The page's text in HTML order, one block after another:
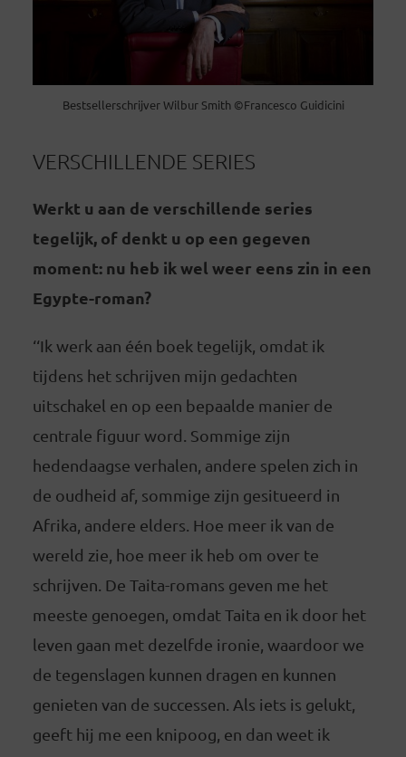
Bestsellerschrijver Wilbur Smith ©Francesco Guidicini
VERSCHILLENDE SERIES
Werkt u aan de verschillende series
tegelijk, of denkt u op een gegeven
moment: nu heb ik wel weer eens zin in een
Egypte-roman?
‘‘Ik werk aan één boek tegelijk, omdat ik
tijdens het schrijven mijn gedachten
uitschakel en op een bepaalde manier de
centrale figuur word. Sommige zijn
hedendaagse verhalen, andere spelen zich in
de oudheid af, sommige zijn gesitueerd in
Afrika, andere elders. Hoe meer ik van de
wereld zie, hoe meer ik heb om over te
schrijven. De Taita-romans geven me het
meeste genoegen, omdat Taita en ik door het
leven gaan met dezelfde ironie, waardoor we
de tegenslagen kunnen dragen en kunnen
genieten van de successen. Als iets is gelukt,
geeft hij me een knipoog, en dan weet ik